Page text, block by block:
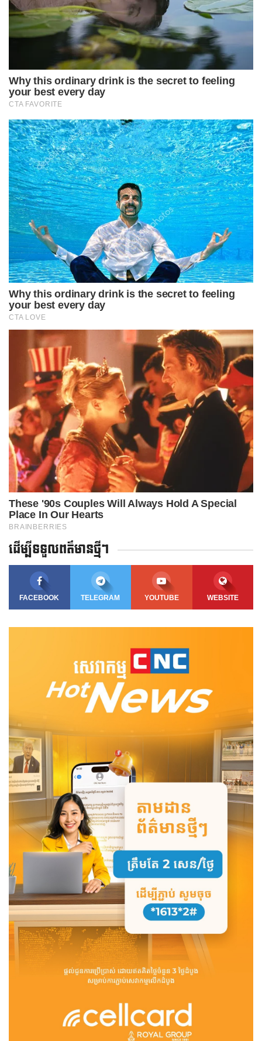
ដើម្បីទទួលពត៌មានថ្មីៗ
FACEBOOK TELEGRAM YOUTUBE WEBSITE